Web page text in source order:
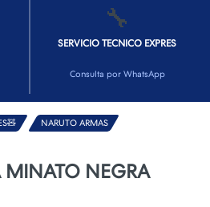
🔧
SERVICIO TECNICO EXPRES
Consulta por WhatsApp
NARUTO ARMAS
NEGRA